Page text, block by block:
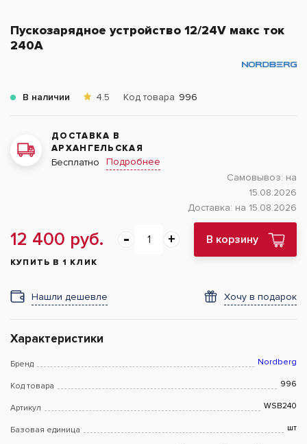
Пускозарядное устройство 12/24V макс ток
240A
В наличии 4.5 Код товара 996
ДОСТАВКА В
АРХАНГЕЛЬСКАЯ
Бесплатно
Подробнее
Самовывоз: на
15.08.2026
Доставка: на 15.08.2026
12 400 руб. В корзину
КУПИТЬ В 1 КЛИК
Нашли дешевле Хочу в подарок
Характеристики
Бренд Nordberg
Код товара 996
Артикул WSB240
Базовая единица шт